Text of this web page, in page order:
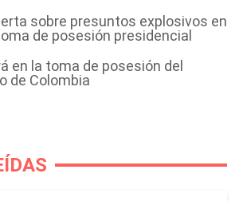
sobre presuntos explosivos en
de posesión presidencial
en la toma de posesión del
de Colombia